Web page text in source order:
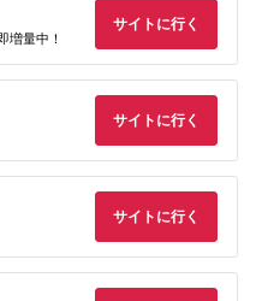
増量中！
サイトに行く
サイトに行く
サイトに行く